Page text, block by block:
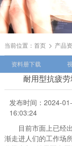
当前位置： 首页 产品
资料册下载
耐用型抗疲
发布时间：2024-
16:03:24
目前市面上已经出
渐走进人们的工作场